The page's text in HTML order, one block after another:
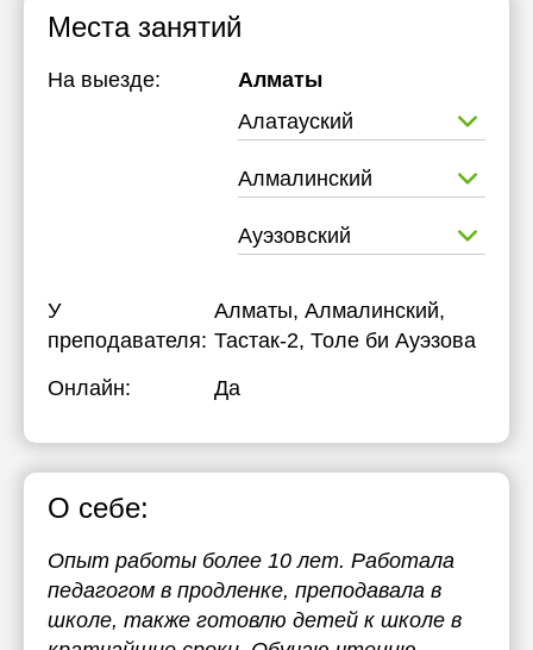
Места занятий
На выезде:
Алматы
Алатауский
Алмалинский
Ауэзовский
У
преподавателя:
Алматы, Алмалинский,
Тастак-2, Толе би Ауэзова
Онлайн:
Да
О себе:
Опыт работы более 10 лет. Работала
педагогом в продленке, преподавала в
школе, также готовлю детей к школе в